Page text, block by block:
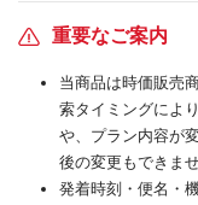
重要なご案内
当商品は時価販売
索タイミングによ
や、プラン内容が
後の変更もできませ
発着時刻・便名・